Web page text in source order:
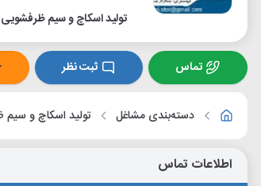
تولید اسکاچ و سیم ظرفشویی
تماس ثبت نظر
دسته‌بندی مشاغل تولید اسکاچ و
اطلاعات تماس